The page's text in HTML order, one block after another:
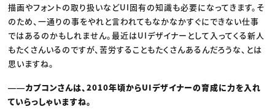
描画やフォントの取り扱いなどUI固有の知識も必要になってきます。そ
のため、一通りの事をやれと言われてもなかなかすぐにできない仕事
ではあるのかもしれません。最近はUIデザイナーとして入ってくる新人
もたくさんいるのですが、苦労することもたくさんあるんだろうな、とは
思いますね。
――カプコンさんは、2010年頃からUIデザイナーの育成に力を入れ
ていらっしゃいますね。